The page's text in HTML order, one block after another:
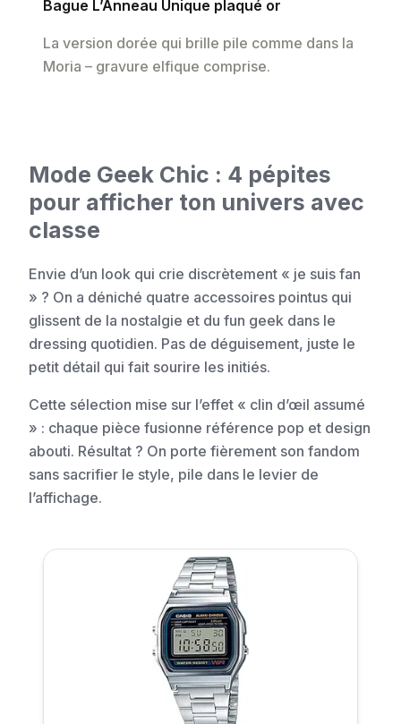
Bague L’Anneau Unique plaqué or
La version dorée qui brille pile comme dans la
Moria – gravure elfique comprise.
Mode Geek Chic : 4 pépites
pour afficher ton univers avec
classe
Envie d’un look qui crie discrètement « je suis fan
» ? On a déniché quatre accessoires pointus qui
glissent de la nostalgie et du fun geek dans le
dressing quotidien. Pas de déguisement, juste le
petit détail qui fait sourire les initiés.
Cette sélection mise sur l’effet « clin d’œil assumé
» : chaque pièce fusionne référence pop et design
abouti. Résultat ? On porte fièrement son fandom
sans sacrifier le style, pile dans le levier de
l’affichage.